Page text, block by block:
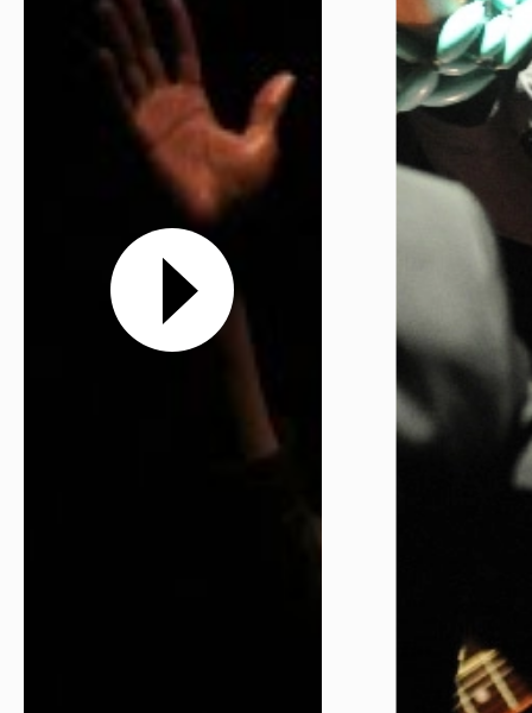
Réserver en ligne
Mon compte
Votre venue
Newsletter